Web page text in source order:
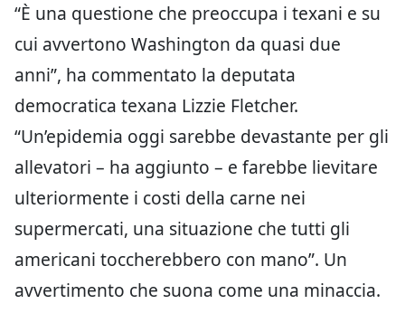
“È una questione che preoccupa i texani e su
cui avvertono Washington da quasi due
anni”, ha commentato la deputata
democratica texana Lizzie Fletcher.
“Un’epidemia oggi sarebbe devastante per gli
allevatori – ha aggiunto – e farebbe lievitare
ulteriormente i costi della carne nei
supermercati, una situazione che tutti gli
americani toccherebbero con mano”. Un
avvertimento che suona come una minaccia.